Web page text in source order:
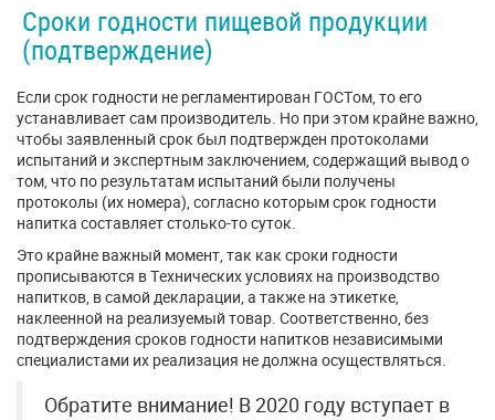
Сроки годности пищевой продукции
(подтверждение)
Если срок годности не регламентирован ГОСТом, то его
устанавливает сам производитель. Но при этом крайне важно,
чтобы заявленный срок был подтвержден протоколами
испытаний и экспертным заключением, содержащий вывод о
том, что по результатам испытаний были получены
протоколы (их номера), согласно которым срок годности
напитка составляет столько-то суток.
Это крайне важный момент, так как сроки годности
прописываются в Технических условиях на производство
напитков, в самой декларации, а также на этикетке,
наклеенной на реализуемый товар. Соответственно, без
подтверждения сроков годности напитков независимыми
специалистами их реализация не должна осуществляться.
Обратите внимание! В 2020 году вступает в